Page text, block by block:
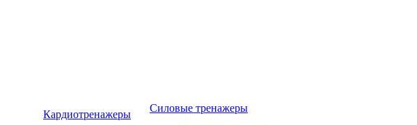
Кардиотренажеры
Силовые тренажеры